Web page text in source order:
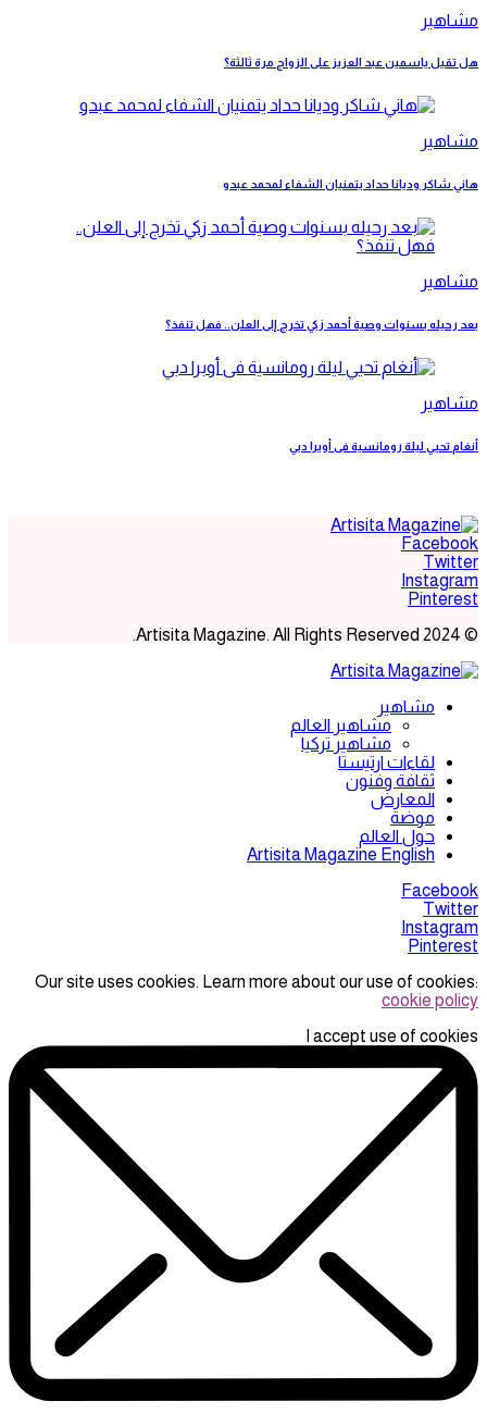
مشاهير
هل تقبل ياسمين عبد العزيز على الزواج مرة ثالثة؟
مشاهير
هاني شاكر وديانا حداد يتمنيان الشفاء لمحمد عبدو
مشاهير
بعد رحيله بسنوات وصية أحمد زكي تخرج إلى العلن.. فهل تنفذ؟
مشاهير
أنغام تحيي ليلة رومانسية فى أوبرا دبي
Facebook
Twitter
Instagram
Pinterest
© 2024 Artisita Magazine. All Rights Reserved.
مشاهير
مشاهير العالم
مشاهير تركيا
لقاءات ارتيستا
ثقافة وفنون
المعارض
موضة
حول العالم
Artisita Magazine English
Facebook
Twitter
Instagram
Pinterest
Our site uses cookies. Learn more about our use of cookies:
cookie policy
I accept use of cookies